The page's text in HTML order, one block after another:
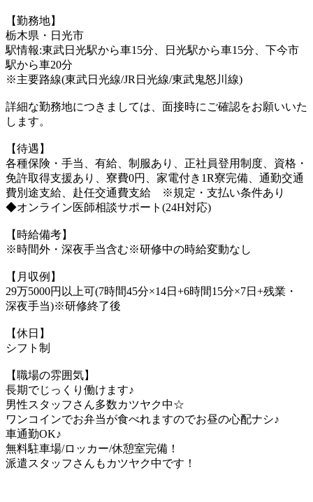
【勤務地】
栃木県・日光市
駅情報:東武日光駅から車15分、日光駅から車15分、下今市
駅から車20分
※主要路線(東武日光線/JR日光線/東武鬼怒川線)
詳細な勤務地につきましては、面接時にご確認をお願いいた
します。
【待遇】
各種保険・手当、有給、制服あり、正社員登用制度、資格・
免許取得支援あり、寮費0円、家電付き1R寮完備、通勤交通
費別途支給、赴任交通費支給 ※規定・支払い条件あり
◆オンライン医師相談サポート(24H対応)
【時給備考】
※時間外・深夜手当含む※研修中の時給変動なし
【月収例】
29万5000円以上可(7時間45分×14日+6時間15分×7日+残業・
深夜手当)※研修終了後
【休日】
シフト制
【職場の雰囲気】
長期でじっくり働けます♪
男性スタッフさん多数カツヤク中☆
ワンコインでお弁当が食べれますのでお昼の心配ナシ♪
車通勤OK♪
無料駐車場/ロッカー/休憩室完備！
派遣スタッフさんもカツヤク中です！